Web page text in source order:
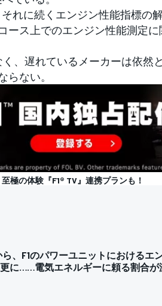
れに続くエンジン性能指標の
ース上でのエンジン性能測定
、遅れているメーカーは依然
らない。
極の体験『F1® TV』連携プランも！
、F1のパワーユニットにおけるエ
に……電気エネルギーに頼る割合が